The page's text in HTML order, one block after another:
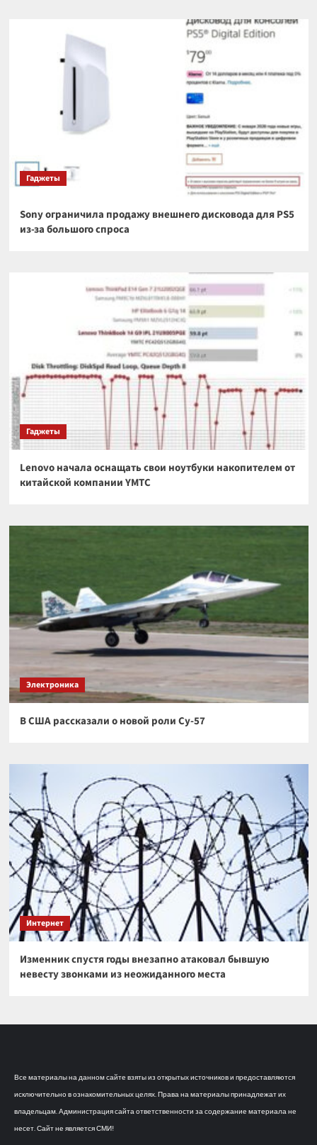
Гаджеты
Sony ограничила продажу внешнего дисковода для PS5
из-за большого спроса
Гаджеты
Lenovo начала оснащать свои ноутбуки накопителем от
китайской компании YMTC
Электроника
В США рассказали о новой роли Су-57
Интернет
Изменник спустя годы внезапно атаковал бывшую
невесту звонками из неожиданного места
Все материалы на данном сайте взяты из открытых источников и предоставляются
исключительно в ознакомительных целях. Права на материалы принадлежат их
владельцам. Администрация сайта ответственности за содержание материала не
несет. Сайт не является СМИ!